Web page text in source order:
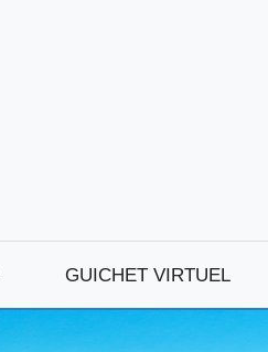
GUICHET VIRTUEL